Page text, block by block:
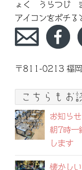
ょく うらつじ
アイコンをポチ
〒811-0213 福
こちらもお
お知ら
朝7時一
します
懐かし